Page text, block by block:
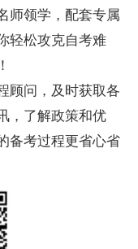
师领学，配套专属
轻松攻克自考难
顾问，及时获取各
，了解政策和优
备考过程更省心省